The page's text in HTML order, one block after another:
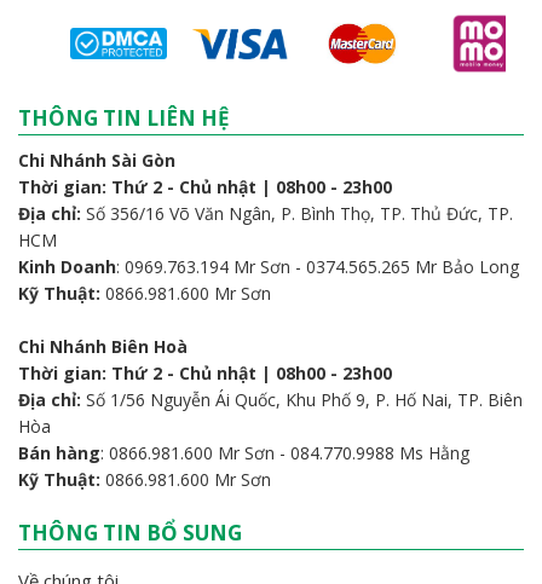
THÔNG TIN LIÊN HỆ
Chi Nhánh Sài Gòn
Thời gian: Thứ 2 - Chủ nhật | 08h00 - 23h00
Địa chỉ: Số 356/16 Võ Văn Ngân, P. Bình Thọ, TP. Thủ Đức, TP.
HCM
Kinh Doanh: 0969.763.194 Mr Sơn - 0374.565.265 Mr Bảo Long
Kỹ Thuật: 0866.981.600 Mr Sơn
Chi Nhánh Biên Hoà
Thời gian: Thứ 2 - Chủ nhật | 08h00 - 23h00
Địa chỉ: Số 1/56 Nguyễn Ái Quốc, Khu Phố 9, P. Hố Nai, TP. Biên
Hòa
Bán hàng: 0866.981.600 Mr Sơn - 084.770.9988 Ms Hằng
Kỹ Thuật: 0866.981.600 Mr Sơn
THÔNG TIN BỔ SUNG